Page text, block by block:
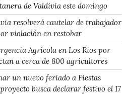
de Valdivia este domingo
resolverá cautelar de trabajador
violación en restobar
Agrícola en Los Ríos por
a cerca de 800 agricultores
un nuevo feriado a Fiestas
busca declarar festivo el 17